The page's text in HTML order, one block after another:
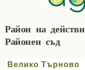
Район на
Районен съд
Велико Търново